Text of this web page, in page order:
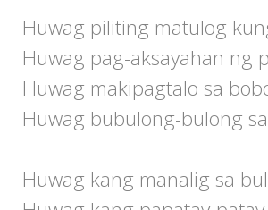
Huwag piliting matulog
Huwag pag-aksayahan ng
Huwag makipagtalo sa
Huwag bubulong-bulong
Huwag kang manalig sa